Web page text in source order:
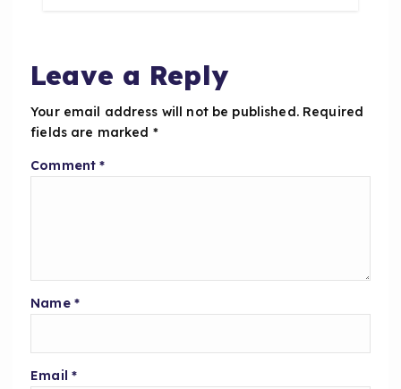
o
k
p
Leave a Reply
Your email address will not be published. Required
fields are marked *
Comment*
Name *
Email *